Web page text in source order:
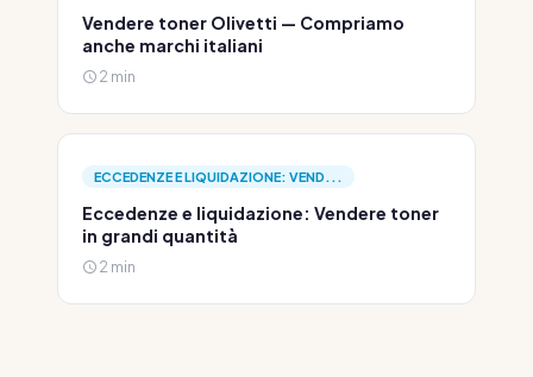
Vendere toner Olivetti — Compriamo
anche marchi italiani
2 min
ECCEDENZE E LIQUIDAZIONE: VEND...
Eccedenze e liquidazione: Vendere toner
in grandi quantità
2 min